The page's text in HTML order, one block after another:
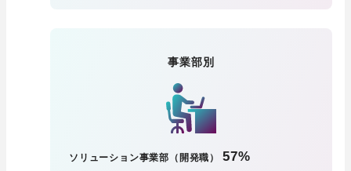
事業部別
ソリューション事業部（開発職） 57%